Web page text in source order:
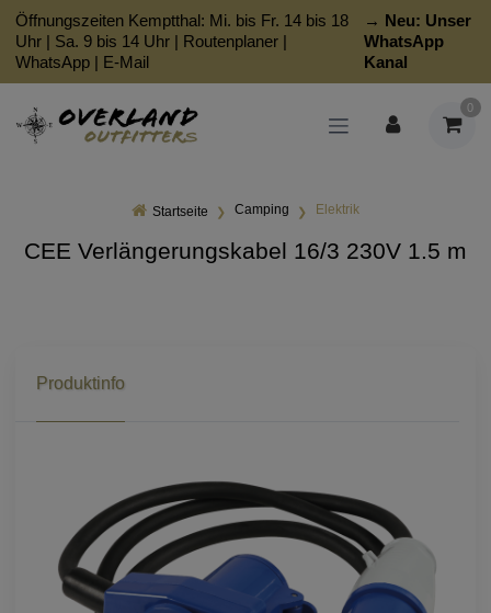
Öffnungszeiten Kemptthal: Mi. bis Fr. 14 bis 18
Uhr | Sa. 9 bis 14 Uhr | Routenplaner |
WhatsApp | E-Mail
→ Neu: Unser
WhatsApp
Kanal
0
Startseite Camping Elektrik
CEE Verlängerungskabel 16/3 230V 1.5 m
Produktinfo